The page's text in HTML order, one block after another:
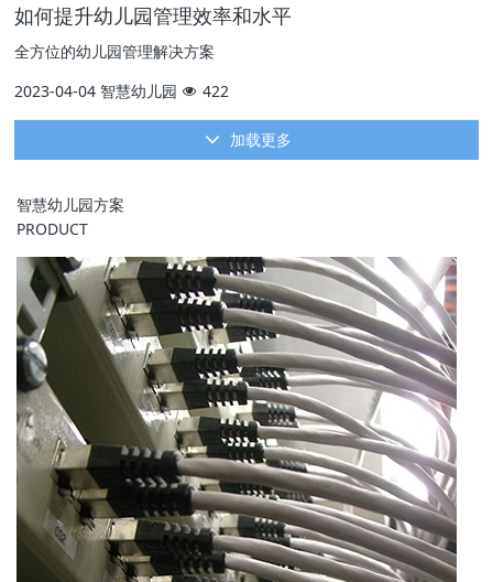
如何提升幼儿园管理效率和水平
全方位的幼儿园管理解决方案
2023-04-04 智慧幼儿园 422
加载更多
智慧幼儿园方案
PRODUCT